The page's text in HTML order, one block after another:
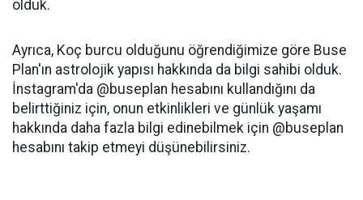
olduk.
Ayrıca, Koç burcu olduğunu öğrendiğimize göre Buse
Plan'ın astrolojik yapısı hakkında da bilgi sahibi olduk.
İnstagram'da @buseplan hesabını kullandığını da
belirttiğiniz için, onun etkinlikleri ve günlük yaşamı
hakkında daha fazla bilgi edinebilmek için @buseplan
hesabını takip etmeyi düşünebilirsiniz.